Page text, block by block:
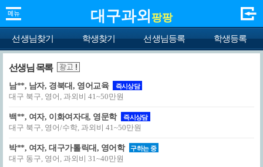
대구과외 팡팡
선생님찾기 학생찾기 선생님등록 학생등록
선생님 목록
남**, 남자, 경북대, 영어교육 즉시상담
대구 북구, 영어, 과외비 41~50만원
백**, 여자, 이화여자대, 영문학 즉시상담
대구 북구, 영어/수학, 과외비 41~50만원
박**, 여자, 대구가톨릭대, 영어학 구하는 중
대구 동구, 영어, 과외비 31~40만원